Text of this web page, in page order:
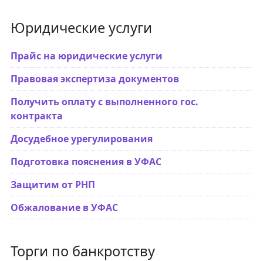
Юридические услуги
Прайс на юридические услуги
Правовая экспертиза документов
Получить оплату с выполненного гос.
контракта
Досудебное урегулирования
Подготовка пояснения в УФАС
Защитим от РНП
Обжалование в УФАС
Торги по банкротству